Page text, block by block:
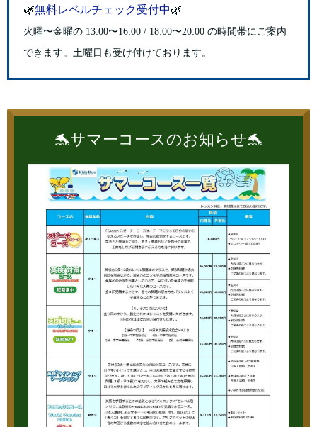
🌿無料レベルチェック受付中🌿
火曜〜金曜の 13:00〜16:00 / 18:00〜20:00 の時間帯にご案内
できます。 土曜日も受け付けております。
🐬サマーコースのお知らせ🐬